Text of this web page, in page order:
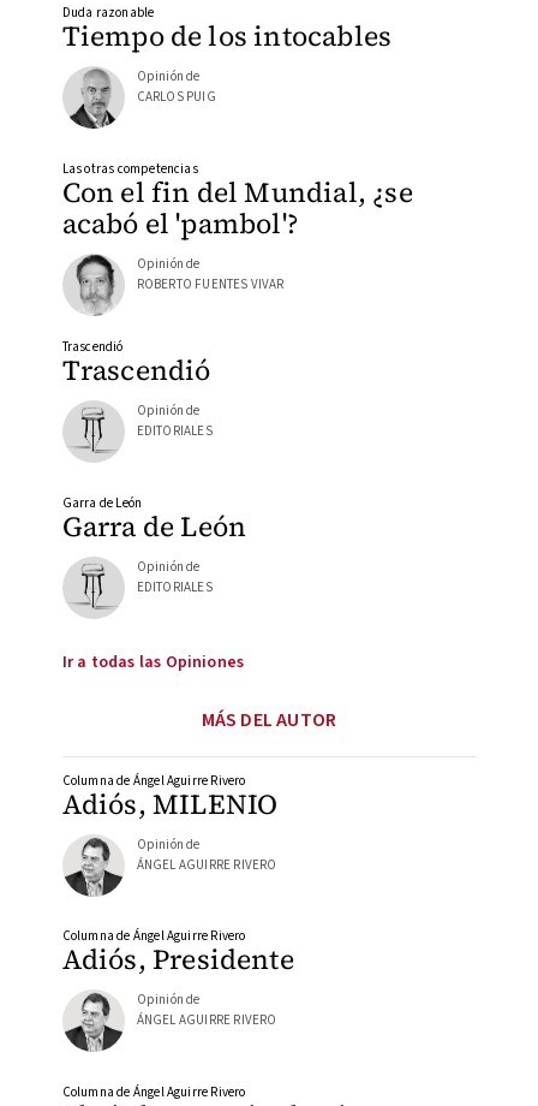
Tiempo de los intocables
Duda razonable
Opinión de
CARLOS PUIG
Con el fin del Mundial, ¿se
acabó el 'pambol'?
Las otras competencias
Opinión de
ROBERTO FUENTES VIVAR
Trascendió
Trascendió
Opinión de
EDITORIALES
Garra de León
Garra de León
Opinión de
EDITORIALES
Ir a todas las Opiniones
MÁS DEL AUTOR
Adiós, MILENIO
Columna de Ángel Aguirre Rivero
Opinión de
ÁNGEL AGUIRRE RIVERO
Adiós, Presidente
Columna de Ángel Aguirre Rivero
Opinión de
ÁNGEL AGUIRRE RIVERO
Columna de Ángel Aguirre Rivero